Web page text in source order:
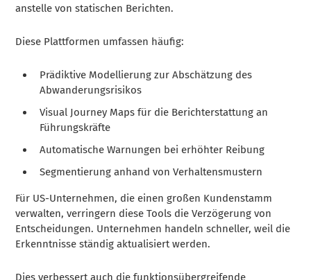
anstelle von statischen Berichten.
Diese Plattformen umfassen häufig:
Prädiktive Modellierung zur Abschätzung des
Abwanderungsrisikos
Visual Journey Maps für die Berichterstattung an
Führungskräfte
Automatische Warnungen bei erhöhter Reibung
Segmentierung anhand von Verhaltensmustern
Für US-Unternehmen, die einen großen Kundenstamm
verwalten, verringern diese Tools die Verzögerung von
Entscheidungen. Unternehmen handeln schneller, weil die
Erkenntnisse ständig aktualisiert werden.
Dies verbessert auch die funktionsübergreifende